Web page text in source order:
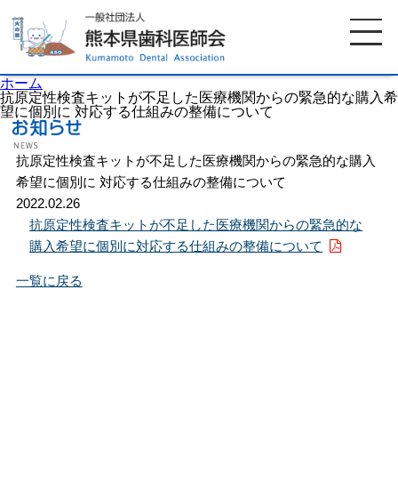
ホーム
抗原定性検査キットが不足した医療機関からの緊急的な購入希
望に個別に 対応する仕組みの整備について
抗原定性検査キットが不足した医療機関からの緊急的な購入
希望に個別に 対応する仕組みの整備について
2022.02.26
抗原定性検査キットが不足した医療機関からの緊急的な
購入希望に個別に対応する仕組みの整備について
一覧に戻る
ホーム 歯科医師会について
歯科医院検索
イベント案内 歯の豆知識